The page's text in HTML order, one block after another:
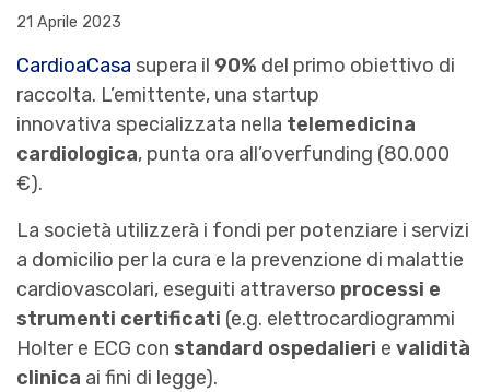
21 Aprile 2023
CardioaCasa supera il 90% del primo obiettivo di
raccolta. L’emittente, una startup
innovativa specializzata nella telemedicina
cardiologica, punta ora all’overfunding (80.000
€).
La società utilizzerà i fondi per potenziare i servizi
a domicilio per la cura e la prevenzione di malattie
cardiovascolari, eseguiti attraverso processi e
strumenti certificati (e.g. elettrocardiogrammi
Holter e ECG con standard ospedalieri e validità
clinica ai fini di legge).